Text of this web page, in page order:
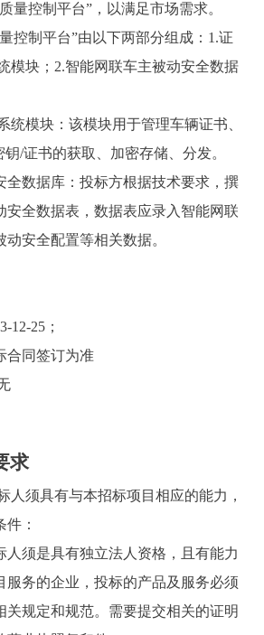
量控制平台”，以满足市场需求。
控制平台”由以下两部分组成：1.证
模块；2.智能网联车主被动安全数据
统模块：该模块用于管理车辆证书、
钥/证书的获取、加密存储、分发。
全数据库：投标方根据技术要求，撰
安全数据表，数据表应录入智能网联
安全配置等相关数据。
12-25 ；
合同签订为准
求
人须具有与本招标项目相应的能力，
：
人须是具有独立法人资格，且有能力
服务的企业，投标的产品及服务必须
关规定和规范。需要提交相关的证明